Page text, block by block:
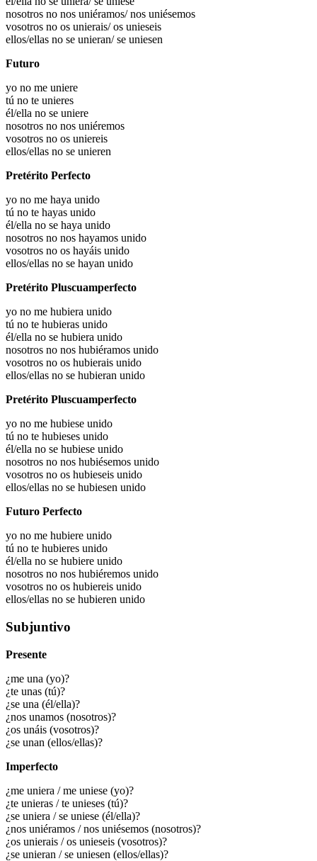
nosotros no nos uniéramos/ nos uniésemos
vosotros no os unierais/ os unieseis
ellos/ellas no se unieran/ se uniesen
Futuro
yo no me uniere
tú no te unieres
él/ella no se uniere
nosotros no nos uniéremos
vosotros no os uniereis
ellos/ellas no se unieren
Pretérito Perfecto
yo no me haya unido
tú no te hayas unido
él/ella no se haya unido
nosotros no nos hayamos unido
vosotros no os hayáis unido
ellos/ellas no se hayan unido
Pretérito Pluscuamperfecto
yo no me hubiera unido
tú no te hubieras unido
él/ella no se hubiera unido
nosotros no nos hubiéramos unido
vosotros no os hubierais unido
ellos/ellas no se hubieran unido
Pretérito Pluscuamperfecto
yo no me hubiese unido
tú no te hubieses unido
él/ella no se hubiese unido
nosotros no nos hubiésemos unido
vosotros no os hubieseis unido
ellos/ellas no se hubiesen unido
Futuro Perfecto
yo no me hubiere unido
tú no te hubieres unido
él/ella no se hubiere unido
nosotros no nos hubiéremos unido
vosotros no os hubiereis unido
ellos/ellas no se hubieren unido
Subjuntivo
Presente
¿me una (yo)?
¿te unas (tú)?
¿se una (él/ella)?
¿nos unamos (nosotros)?
¿os unáis (vosotros)?
¿se unan (ellos/ellas)?
Imperfecto
¿me uniera / me uniese (yo)?
¿te unieras / te unieses (tú)?
¿se uniera / se uniese (él/ella)?
¿nos uniéramos / nos uniésemos (nosotros)?
¿os unierais / os unieseis (vosotros)?
¿se unieran / se uniesen (ellos/ellas)?